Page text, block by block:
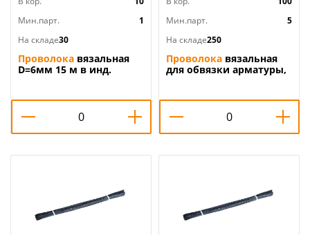
Мин.парт.
1
На складе30
Проволока вязальная
D=6мм 15 м в инд.
Мин.парт.
5
На складе250
Проволока вязальная
для обвязки арматуры,